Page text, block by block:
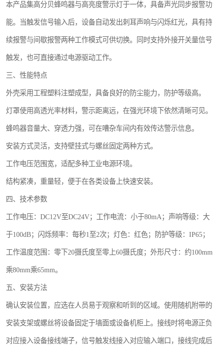
本产品集高分贝蜂鸣器与高亮度警示灯于一体，具备声光同步报警功
能。当触发信号输入后，设备自动发出刺耳声响与闪烁红光，具有持
续报警与间歇报警两种工作模式可供切换。同时支持外接开关量信号
触发，也可直接通过电源驱动工作。
三、性能特点
外壳采用工程塑料注塑成型，具备良好的防尘能力，防护等级高。
灯罩使用高透光率材料，警示距离远，在强光环境下依然清晰可见。
蜂鸣器音量大、穿透力强，可在嘈杂车间内有效传达警示信息。
安装方式灵活，支持壁挂式与螺丝固定两种方式。
工作电压范围宽，适配多种工业电源环境。
结构紧凑，重量轻，便于在各类设备上快速安装。
四、技术参数
工作电压：DC12V至DC24V；工作电流：小于80mA；声响等级：大
于100dB；闪烁频率：每秒1至2次；灯色：红色；防护等级：IP65；
工作温度范围：零下20摄氏度至零上60摄氏度；外形尺寸：约100mm
乘80mm乘65mm。
五、安装方法
确认安装位置，应选在人员易于观察和听到的区域。使用随机附带的
安装支架或螺丝将设备固定于墙面或设备机柜上。接线时将电源正负
对应接入设备接线端子，信号触发线接入对应输入端口，接线完成后
微电脑超速开关